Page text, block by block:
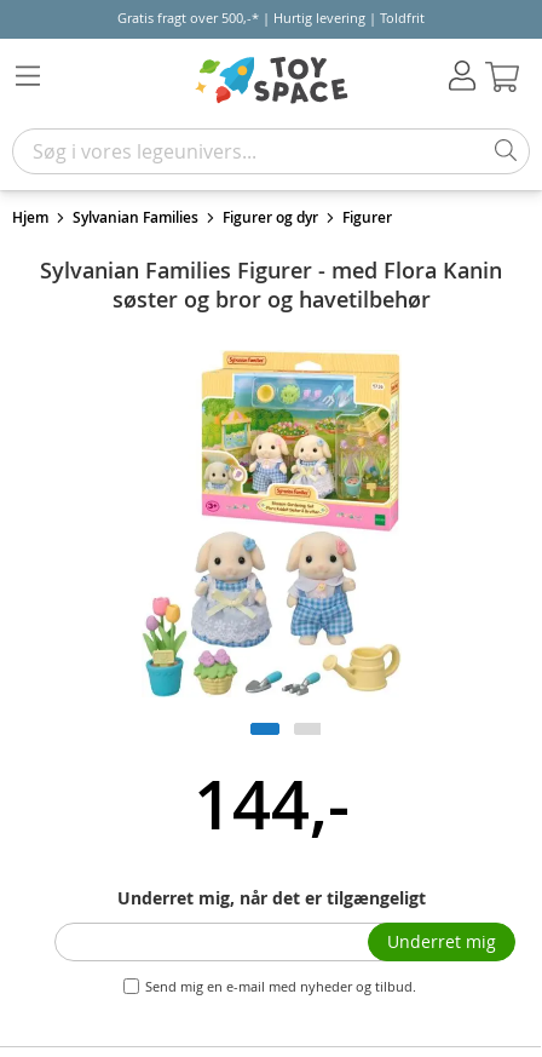
Gratis fragt over 500,-* | Hurtig levering | Toldfrit
Hjem Sylvanian Families Figurer og dyr Figurer
Sylvanian Families Figurer - med Flora Kanin
søster og bror og havetilbehør
144,-
Underret mig, når det er tilgængeligt
Send mig en e-mail med nyheder og tilbud.
Underret mig